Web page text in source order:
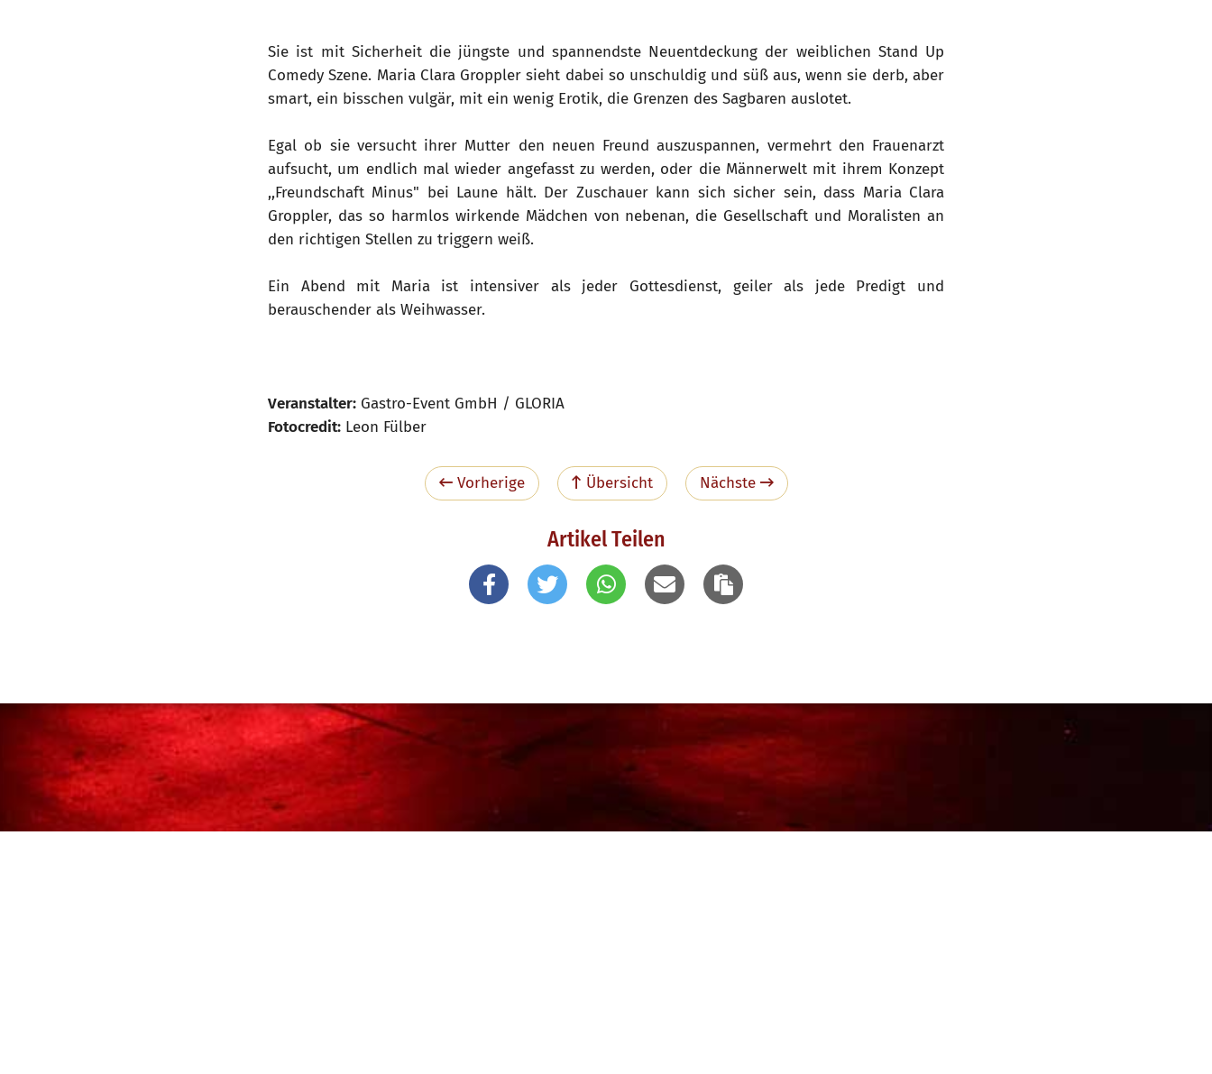
Sie ist mit Sicherheit die jüngste und spannendste Neuentdeckung der weiblichen Stand Up
Comedy Szene. Maria Clara Groppler sieht dabei so unschuldig und süß aus, wenn sie derb, aber
smart, ein bisschen vulgär, mit ein wenig Erotik, die Grenzen des Sagbaren auslotet.
Egal ob sie versucht ihrer Mutter den neuen Freund auszuspannen, vermehrt den Frauenarzt
aufsucht, um endlich mal wieder angefasst zu werden, oder die Männerwelt mit ihrem Konzept
,,Freundschaft Minus" bei Laune hält. Der Zuschauer kann sich sicher sein, dass Maria Clara
Groppler, das so harmlos wirkende Mädchen von nebenan, die Gesellschaft und Moralisten an
den richtigen Stellen zu triggern weiß.
Ein Abend mit Maria ist intensiver als jeder Gottesdienst, geiler als jede Predigt und
berauschender als Weihwasser.
Veranstalter: Gastro-Event GmbH / GLORIA
Fotocredit: Leon Fülber
Vorherige Übersicht Nächste
Artikel Teilen